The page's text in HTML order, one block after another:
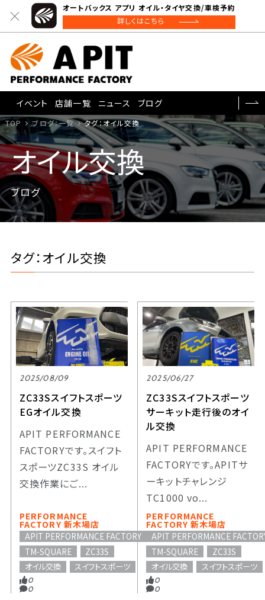
オートバックス アプリ オイル・タイヤ交換/車検予約
詳しくはこちら
イベント 店舗一覧 ニュース ブログ
TOP ブログ：一覧 タグ：オイル交換
オイル交換
ブログ
タグ：オイル交換
2025/08/09
ZC33Sスイフトスポーツ
EGオイル交換
APIT PERFORMANCE
FACTORYです。スイフト
スポーツZC33S オイル
交換作業にご...
PERFORMANCE
FACTORY 新木場店
APIT PERFORMANCE FACTORY
TM-SQUARE
ZC33S
オイル交換
スイフトスポーツ
0
0
2025/06/27
ZC33Sスイフトスポーツ
サーキット走行後のオイ
ル交換
APIT PERFORMANCE
FACTORYです。APITサ
ーキットチャレンジ
TC1000 vo...
PERFORMANCE
FACTORY 新木場店
APIT PERFORMANCE
TM-SQUARE
ZC33S
オイル交換
スイフトスポーツ
0
0